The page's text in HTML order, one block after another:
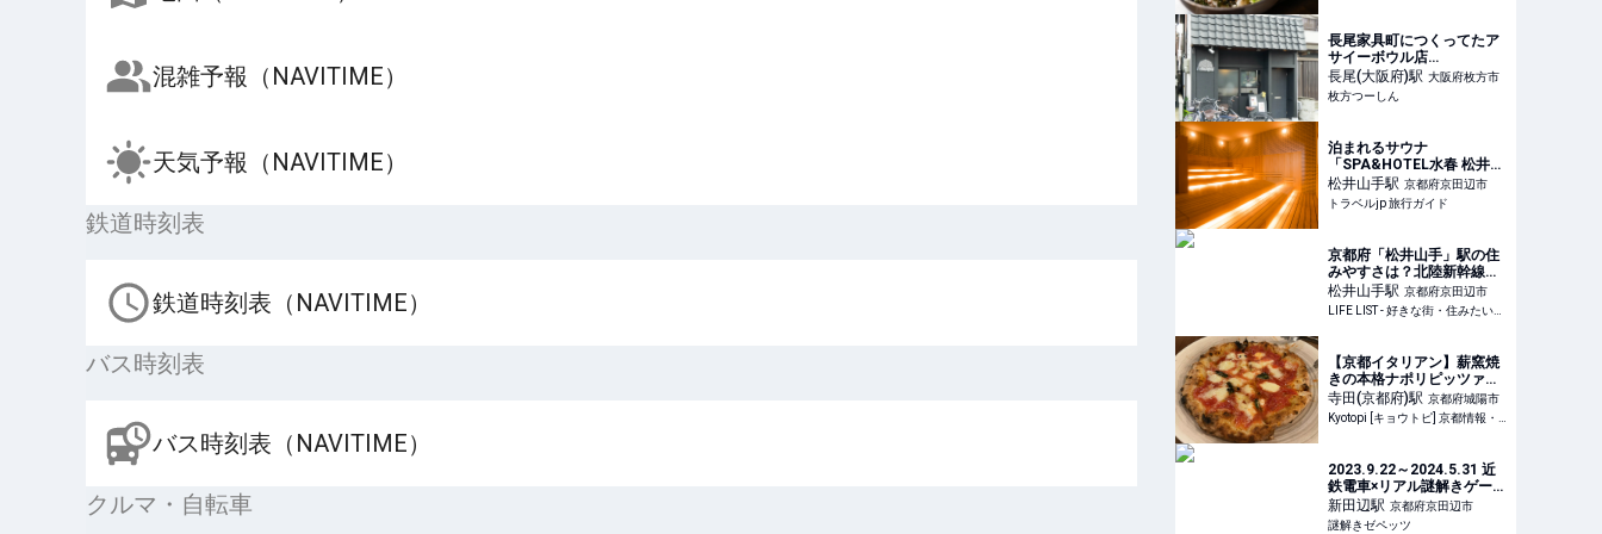
混雑予報（NAVITIME）
天気予報（NAVITIME）
鉄道時刻表
鉄道時刻表（NAVITIME）
バス時刻表
バス時刻表（NAVITIME）
クルマ・自転車
長尾家具町につくってたア
サイーボウル店
「Rainbowl」がオープンし
てる - 枚方つーしん
長尾(大阪府)駅 大阪府枚方市
枚方つーしん
泊まれるサウナ
「SPA&HOTEL水春 松井山
手」は関西サウナ旅の聖地 |
京都府 | トラベルjp 旅行ガ
イド
松井山手駅 京都府京田辺市
トラベルjp 旅行ガイド
京都府「松井山手」駅の住
みやすさは？北陸新幹線新
駅設置予定の松井山手駅周
辺の魅力を紹介 - LIFE LIST
- 好きな街・住みたい街・
松井山手駅 京都府京田辺市
LIFE LIST - 好きな街・住みたい街・私の街
【京都イタリアン】薪窯焼
きの本格ナポリピッツァ絶
品☆住宅街の超穴場「イル
フィーコ」
寺田(京都府)駅 京都府城陽市
Kyotopi [キョウトピ] 京都情報・観光・旅行・グルメ
2023.9.22～2024.5.31 近
鉄電車×リアル謎解きゲーム
開催『ナゾだらけの列車
旅』
新田辺駅 京都府京田辺市
謎解きゼペッツ